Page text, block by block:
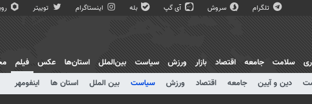
تلگرام سروش آی گپ بله اینستاگرام توییتر
سلامت جامعه اقتصاد بازار ورزش سیاست بین‌الملل استان‌ها عکس
فیلم
دین و آیین جامعه اقتصاد ورزش سیاست بین الملل استان ها اینفومهر